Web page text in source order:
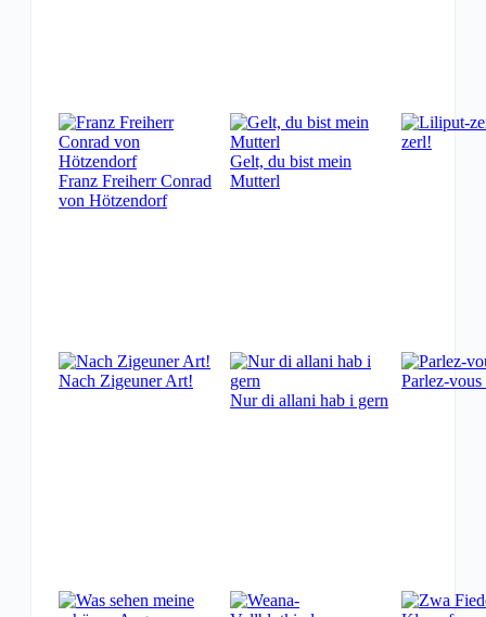
Franz Freiherr Conrad
von Hötzendorf
Gelt, du bist mein
Mutterl
zerl!
Nach Zigeuner Art!
Nur di allani hab i gern
Parlez-vous